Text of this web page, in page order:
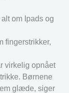
om Ipads og
fingerstrikker,
virkelig opnået
Børnene
glæde, siger